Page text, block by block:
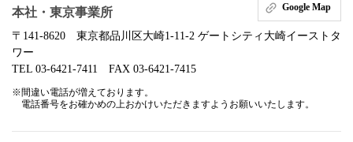
本社・東京事業所 Google Map
〒141-8620 東京都品川区大崎1-11-2 ゲートシティ大崎イーストタ
ワー
TEL 03-6421-7411 FAX 03-6421-7415
※間違い電話が増えております。
電話番号をお確かめの上おかけいただきますようお願いいたします。